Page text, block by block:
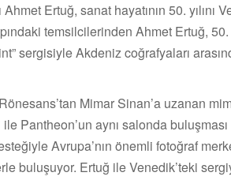
Ertuğ, sanat hayatının 50. yılını
temsilcilerinden Ahmet Ertuğ, 50.
sergisiyle Akdeniz coğrafyaları
Mimar Sinan’a uzanan
Pantheon’un aynı salonda
Avrupa’nın önemli fotoğraf
buluşuyor. Ertuğ ile Venedik’teki